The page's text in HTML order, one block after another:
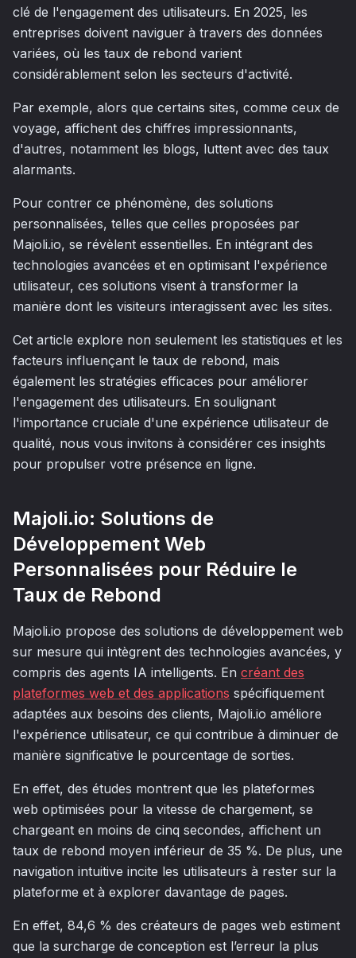
clé de l'engagement des utilisateurs. En 2025, les
entreprises doivent naviguer à travers des données
variées, où les taux de rebond varient
considérablement selon les secteurs d'activité.
Par exemple, alors que certains sites, comme ceux de
voyage, affichent des chiffres impressionnants,
d'autres, notamment les blogs, luttent avec des taux
alarmants.
Pour contrer ce phénomène, des solutions
personnalisées, telles que celles proposées par
Majoli.io, se révèlent essentielles. En intégrant des
technologies avancées et en optimisant l'expérience
utilisateur, ces solutions visent à transformer la
manière dont les visiteurs interagissent avec les sites.
Cet article explore non seulement les statistiques et les
facteurs influençant le taux de rebond, mais
également les stratégies efficaces pour améliorer
l'engagement des utilisateurs. En soulignant
l'importance cruciale d'une expérience utilisateur de
qualité, nous vous invitons à considérer ces insights
pour propulser votre présence en ligne.
Majoli.io: Solutions de
Développement Web
Personnalisées pour Réduire le
Taux de Rebond
Majoli.io propose des solutions de développement web
sur mesure qui intègrent des technologies avancées, y
compris des agents IA intelligents. En créant des
plateformes web et des applications spécifiquement
adaptées aux besoins des clients, Majoli.io améliore
l'expérience utilisateur, ce qui contribue à diminuer de
manière significative le pourcentage de sorties.
En effet, des études montrent que les plateformes
web optimisées pour la vitesse de chargement, se
chargeant en moins de cinq secondes, affichent un
taux de rebond moyen inférieur de 35 %. De plus, une
navigation intuitive incite les utilisateurs à rester sur la
plateforme et à explorer davantage de pages.
En effet, 84,6 % des créateurs de pages web estiment
que la surcharge de conception est l’erreur la plus